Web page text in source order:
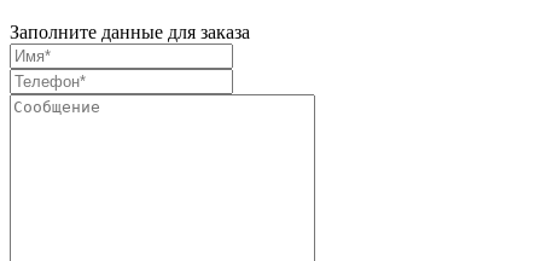
Заполните данные для заказа